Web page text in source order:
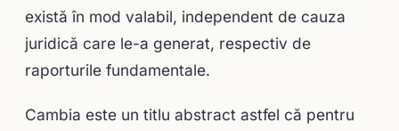
există în mod valabil, independent de cauza
juridică care le-a generat, respectiv de
raporturile fundamentale.
Cambia este un titlu abstract astfel că pentru